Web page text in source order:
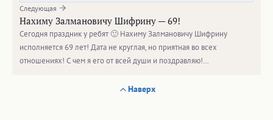
Следующая
Нахиму Залмановичу Шифрину — 69!
Сегодня праздник у ребят 🙂 Нахиму Залмановичу Шифрину
исполняется 69 лет! Дата не круглая, но приятная во всех
отношениях! С чем я его от всей души и поздравляю!…
Наверх